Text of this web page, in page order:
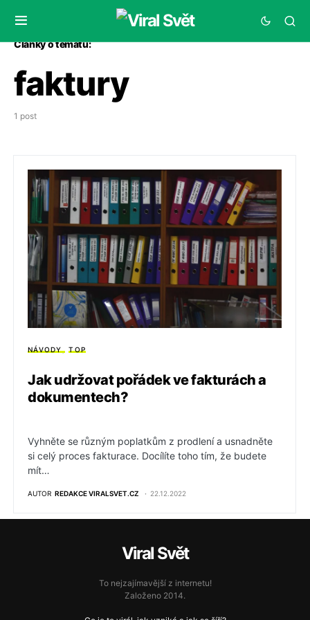
Články o tématu:
faktury
1 post
NÁVODY TOP
Jak udržovat pořádek ve fakturách a
dokumentech?
Vyhněte se různým poplatkům z prodlení a usnadněte
si celý proces fakturace. Docílíte toho tím, že budete
mít…
AUTOR REDAKCE VIRALSVET.CZ 22.12.2022
Viral Svět
To nejzajímavější z internetu!
Založeno 2014.